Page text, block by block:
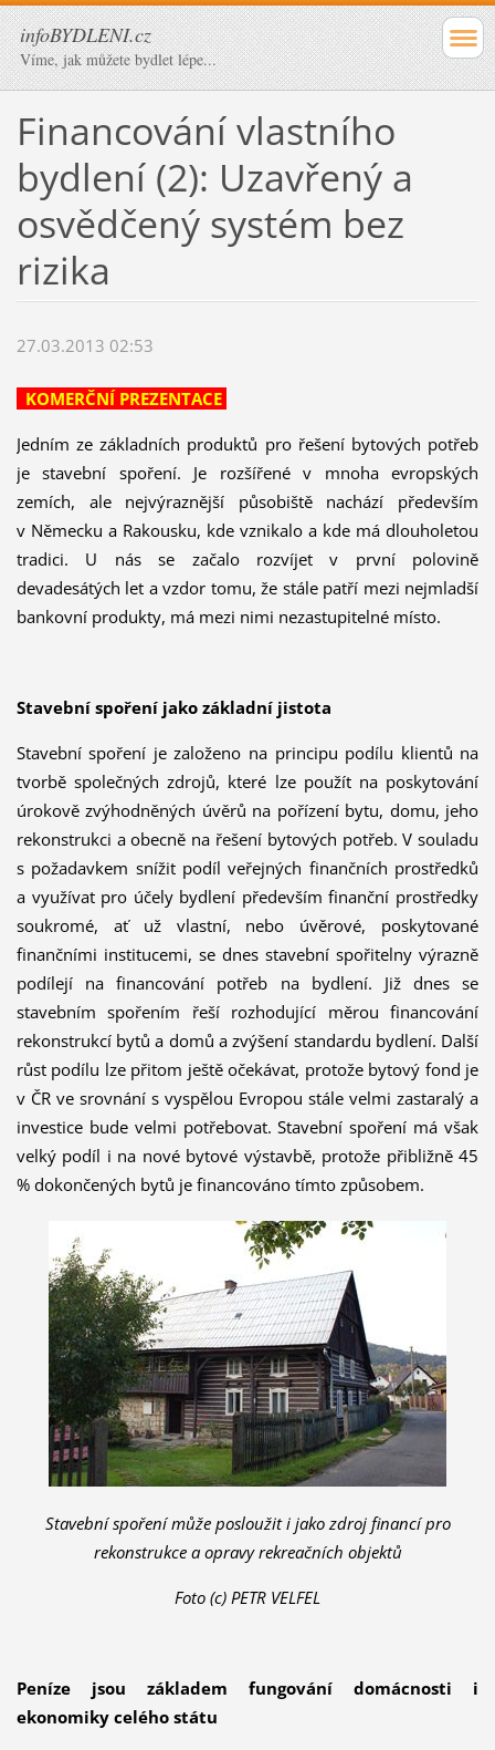
infoBYDLENI.cz
Víme, jak můžete bydlet lépe...
Financování vlastního
bydlení (2): Uzavřený a
osvědčený systém bez
rizika
27.03.2013 02:53
KOMERČNÍ PREZENTACE
Jedním ze základních produktů pro řešení bytových potřeb
je stavební spoření. Je rozšířené v mnoha evropských
zemích, ale nejvýraznější působiště nachází především
v Německu a Rakousku, kde vznikalo a kde má dlouholetou
tradici. U nás se začalo rozvíjet v první polovině
devadesátých let a vzdor tomu, že stále patří mezi nejmladší
bankovní produkty, má mezi nimi nezastupitelné místo.
Stavební spoření jako základní jistota
Stavební spoření je založeno na principu podílu klientů na
tvorbě společných zdrojů, které lze použít na poskytování
úrokově zvýhodněných úvěrů na pořízení bytu, domu, jeho
rekonstrukci a obecně na řešení bytových potřeb. V souladu
s požadavkem snížit podíl veřejných finančních prostředků
a využívat pro účely bydlení především finanční prostředky
soukromé, ať už vlastní, nebo úvěrové, poskytované
finančními institucemi, se dnes stavební spořitelny výrazně
podílejí na financování potřeb na bydlení. Již dnes se
stavebním spořením řeší rozhodující měrou financování
rekonstrukcí bytů a domů a zvýšení standardu bydlení. Další
růst podílu lze přitom ještě očekávat, protože bytový fond je
v ČR ve srovnání s vyspělou Evropou stále velmi zastaralý a
investice bude velmi potřebovat. Stavební spoření má však
velký podíl i na nové bytové výstavbě, protože přibližně 45
% dokončených bytů je financováno tímto způsobem.
Stavební spoření může posloužit i jako zdroj financí pro
rekonstrukce a opravy rekreačních objektů
Foto (c) PETR VELFEL
Peníze jsou základem fungování domácnosti i
ekonomiky celého státu